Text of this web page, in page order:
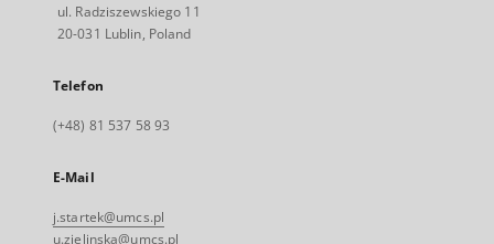
ul. Radziszewskiego 11
20-031 Lublin, Poland
Telefon
(+48) 81 537 58 93
E-Mail
j.startek@umcs.pl
u.zielinska@umcs.pl